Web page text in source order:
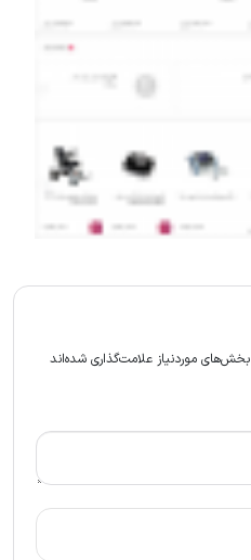
بخش‌های موردنیاز علامت‌گذاری شده‌اند